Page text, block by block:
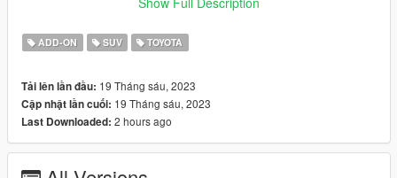
Extra 3- Custom Sidesteps
Extra 4- Snorkel
TUNING
Vehicle does not have any tuning pieces.
ADD-ON SUV TOYOTA
Tải lên lần đầu: 19 Tháng sáu, 2023
Cập nhật lần cuối: 19 Tháng sáu, 2023
Last Downloaded: 2 hours ago